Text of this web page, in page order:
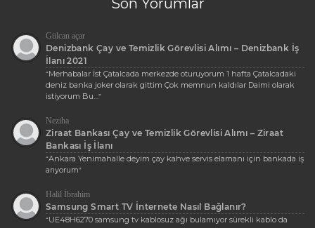
Gülcan açar
Denizbank Çay ve Temizlik Görevlisi Alımı – Denizbank İş
İlanı 2021
“Merhabalar İst Çatalcada merkezde oturuyorum 1 hafta Çatalcadaki
deniz banka joker olarak gittim Çok memnun kaldılar Daimi olarak
istiyorum Bu… ”
Neziha
Ziraat Bankası Çay ve Temizlik Görevlisi Alımı – Ziraat
Bankası İş İlanı
“Ankara Yenimahalle deyim çay kahve servis elamanı için bankada iş
arıyorum”
Halil İbrahim
Samsung Smart TV İnternete Nasıl Bağlanır?
“UE48H6270 samsung tv kablosuz ağı bulamıyor sürekli kablo da